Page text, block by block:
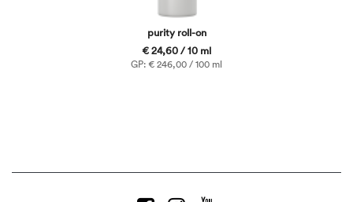
purity roll-on
€ 24,60 / 10 ml
GP: € 246,00 / 100 ml